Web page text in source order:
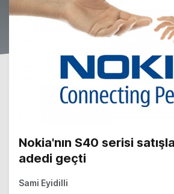
Nokia'nın S40 serisi
adedi geçti
Sami Eyidilli